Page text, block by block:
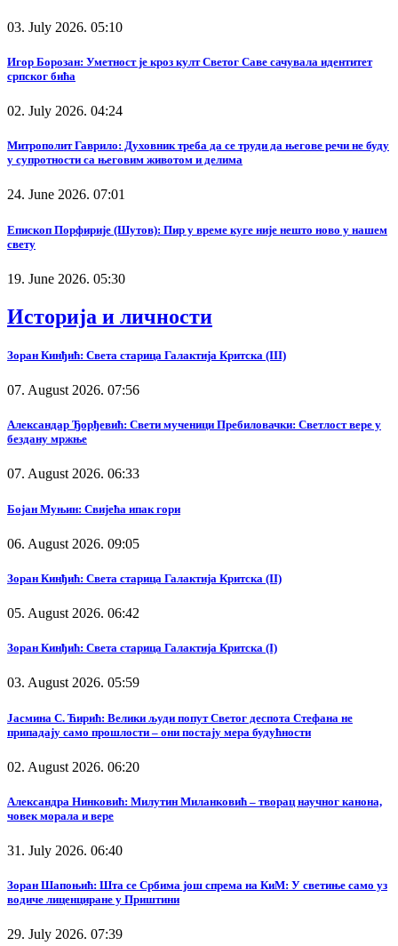
03. July 2026. 05:10
Игор Борозан: Уметност је кроз култ Светог Саве сачувала идентитет
српског бића
02. July 2026. 04:24
Митрополит Гаврило: Духовник треба да се труди да његове речи не буду
у супротности са његовим животом и делима
24. June 2026. 07:01
Епископ Порфирије (Шутов): Пир у време куге није нешто ново у нашем
свету
19. June 2026. 05:30
Историја и личности
Зоран Кинђић: Света старица Галактија Критска (III)
07. August 2026. 07:56
Александар Ђорђевић: Свети мученици Пребиловачки: Светлост вере у
бездану мржње
07. August 2026. 06:33
Бојан Муњин: Свијећа ипак гори
06. August 2026. 09:05
Зоран Кинђић: Света старица Галактија Критска (II)
05. August 2026. 06:42
Зоран Кинђић: Света старица Галактија Критска (I)
03. August 2026. 05:59
Јасмина С. Ћирић: Велики људи попут Светог деспота Стефана не
припадају само прошлости – они постају мера будућности
02. August 2026. 06:20
Александра Нинковић: Милутин Миланковић – творац научног канона,
човек морала и вере
31. July 2026. 06:40
Зоран Шапоњић: Шта се Србима још спрема на КиМ: У светиње само уз
водиче лиценциране у Приштини
29. July 2026. 07:39